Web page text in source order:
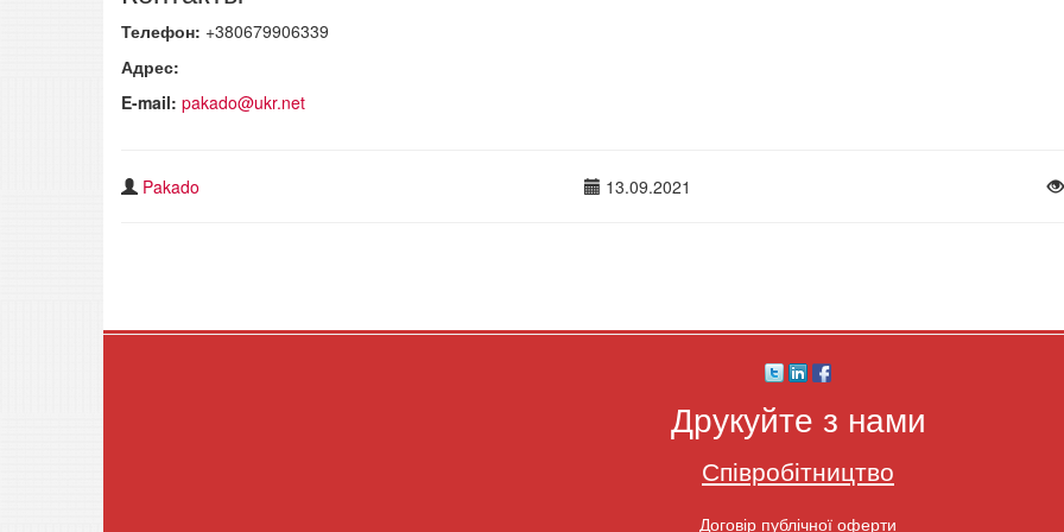
Телефон: +380679906339
Адрес:
E-mail: pakado@ukr.net
Pakado 13.09.2021
Друкуйте з нами
Співробітництво
Договір публічної оферти